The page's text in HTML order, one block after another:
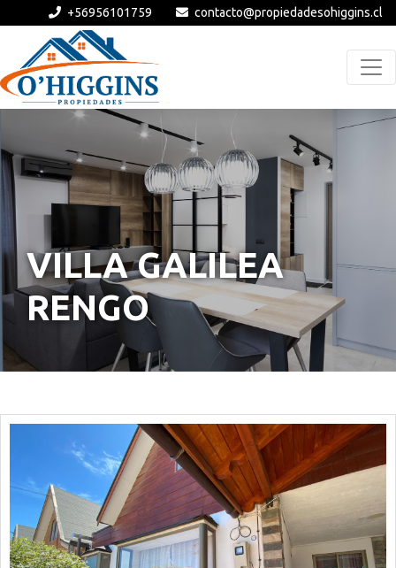
+56956101759 contacto@propiedadesohiggins.cl
VILLA GALILEA
RENGO